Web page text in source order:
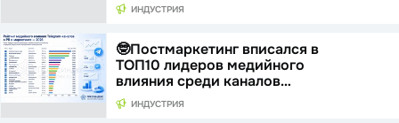
ИНДУСТРИЯ
🤓Постмаркетинг вписался в
ТОП10 лидеров медийного
влияния среди каналов…
ИНДУСТРИЯ